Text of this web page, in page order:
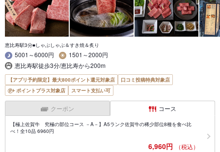
恵比寿駅3分■しゃぶしゃぶ＆すき焼＆炙り
5001～6000円
1501～2000円
恵比寿駅徒歩3分/恵比寿から200m
【アプリ予約限定】最大800ポイント還元対象店
口コミ投稿特典対象店
ポイントプラス対象店
スマート支払い可
クーポン コース
【極上佐賀牛 究極の部位コース －A－】A5ランク佐賀牛の稀少部位8種を食べ比
べ！全10品 6960円
6,960円 （税込）